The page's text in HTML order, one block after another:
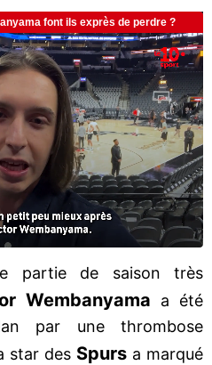
partie de saison très
Wembanyama a été
par une thrombose
star des Spurs a marqué